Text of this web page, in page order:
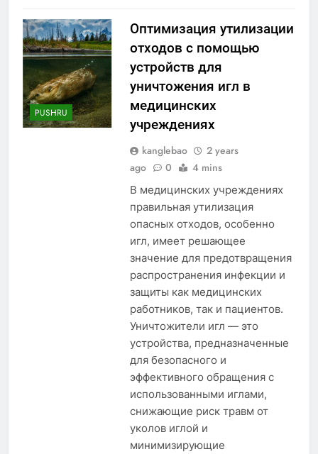
PUSHRU
Оптимизация утилизации
отходов с помощью
устройств для
уничтожения игл в
медицинских
учреждениях
kanglebao
2 years
ago
0 4 mins
В медицинских учреждениях
правильная утилизация
опасных отходов, особенно
игл, имеет решающее
значение для предотвращения
распространения инфекции и
защиты как медицинских
работников, так и пациентов.
Уничтожители игл — это
устройства, предназначенные
для безопасного и
эффективного обращения с
использованными иглами,
снижающие риск травм от
уколов иглой и
минимизирующие